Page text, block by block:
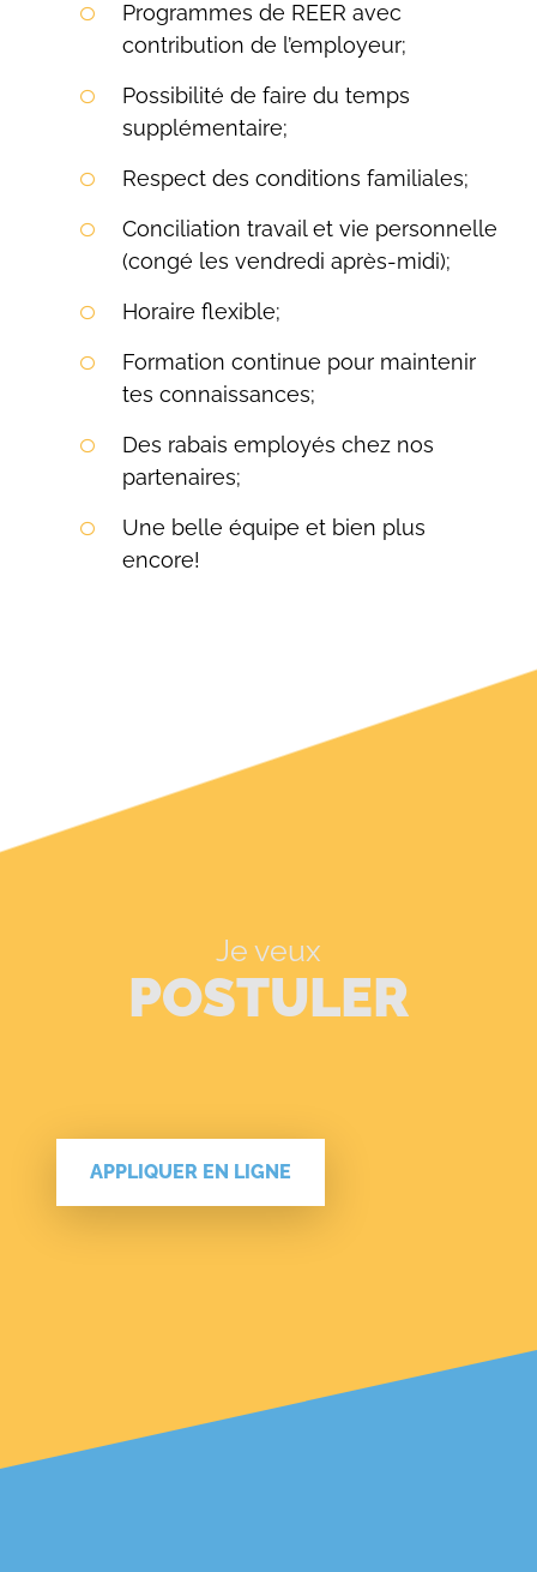
Programmes de REER avec
contribution de l’employeur;
Possibilité de faire du temps
supplémentaire;
Respect des conditions familiales;
Conciliation travail et vie personnelle
(congé les vendredi après-midi);
Horaire flexible;
Formation continue pour maintenir
tes connaissances;
Des rabais employés chez nos
partenaires;
Une belle équipe et bien plus
encore!
Je veux
POSTULER
APPLIQUER EN LIGNE
Rechercher: